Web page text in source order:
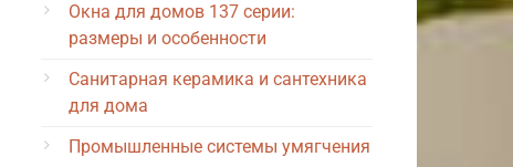
Окна для домов 137 серии:
размеры и особенности
Санитарная керамика и сантехника
для дома
Промышленные системы умягчения